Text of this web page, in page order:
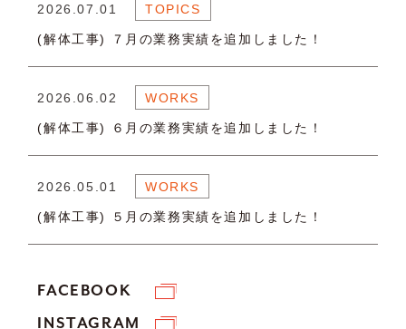
2026.07.01 TOPICS
(解体工事) ７月の業務実績を追加しました！
2026.06.02 WORKS
(解体工事) ６月の業務実績を追加しました！
2026.05.01 WORKS
(解体工事) ５月の業務実績を追加しました！
FACEBOOK
INSTAGRAM